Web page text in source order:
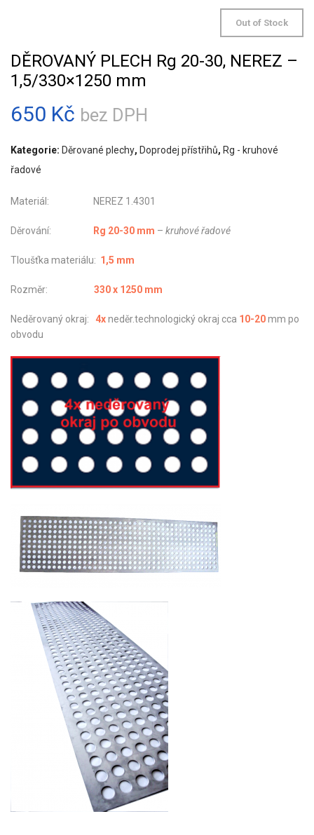
Out of Stock
DĚROVANÝ PLECH Rg 20-30, NEREZ –
1,5/330×1250 mm
650 Kč bez DPH
Kategorie: Děrované plechy, Doprodej přístřihů, Rg - kruhové
řadové
Materiál: NEREZ 1.4301
Děrování: Rg 20-30 mm – kruhové řadové
Tloušťka materiálu: 1,5 mm
Rozměr: 330 x 1250 mm
Neděrovaný okraj: 4xneděr.technologický okraj cca 10-20mm po
obvodu